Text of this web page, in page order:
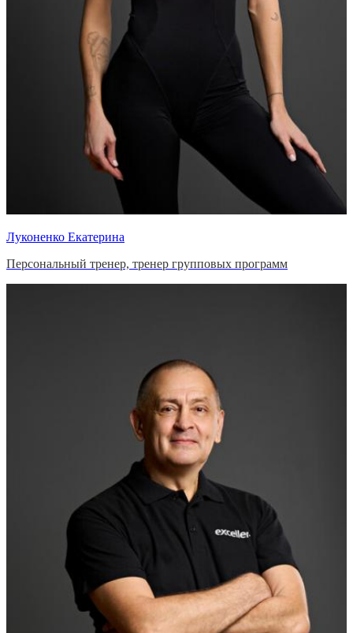
Луконенко Екатерина
Персональный тренер, тренер групповых программ